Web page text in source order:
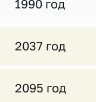
1990 год
2037 год
2095 год